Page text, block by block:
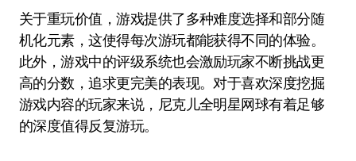
关于重玩价值，游戏提供了多种难度选择和部分随
机化元素，这使得每次游玩都能获得不同的体验。
此外，游戏中的评级系统也会激励玩家不断挑战更
高的分数，追求更完美的表现。对于喜欢深度挖掘
游戏内容的玩家来说，尼克儿全明星网球有着足够
的深度值得反复游玩。